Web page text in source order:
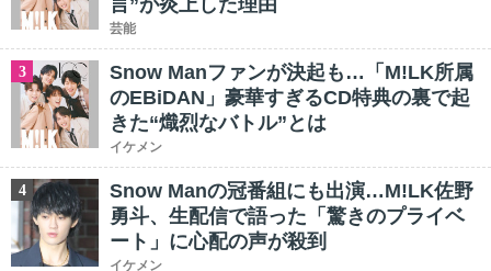
言”が炎上した理由
芸能
3
Snow Manファンが決起も…「M!LK所属
のEBiDAN」豪華すぎるCD特典の裏で起
きた“熾烈なバトル”とは
イケメン
4
Snow Manの冠番組にも出演…M!LK佐野
勇斗、生配信で語った「驚きのプライベ
ート」に心配の声が殺到
イケメン